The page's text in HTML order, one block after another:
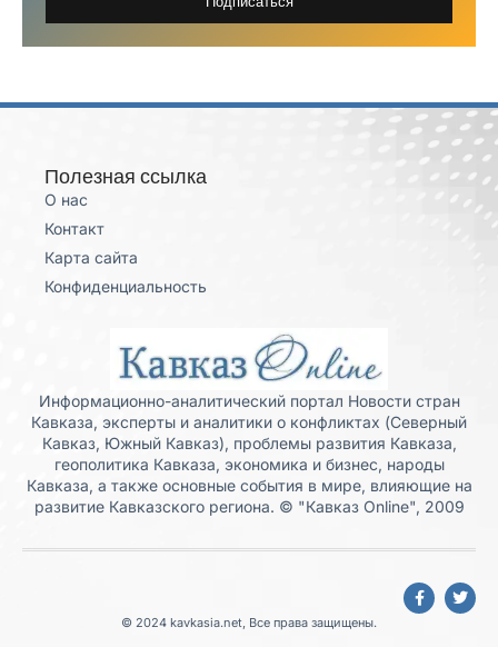
Полезная ссылка
О нас
Контакт
Карта сайта
Конфиденциальность
Информационно-аналитический портал Новости стран
Кавказа, эксперты и аналитики о конфликтах (Северный
Кавказ, Южный Кавказ), проблемы развития Кавказа,
геополитика Кавказа, экономика и бизнес, народы
Кавказа, а также основные события в мире, влияющие на
развитие Кавказского региона. © "Кавказ Online", 2009
© 2024 kavkasia.net, Все права защищены.